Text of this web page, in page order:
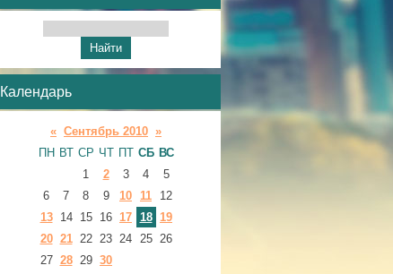
Календарь
« Сентябрь 2010 »
ПН ВТ СР ЧТ ПТ СБ ВС
1
2 3 4
5
6
7 8 9 10 11
12
13
14 15 16 17 18 19
20 21 22 23 24 25 26
27 28 29 30